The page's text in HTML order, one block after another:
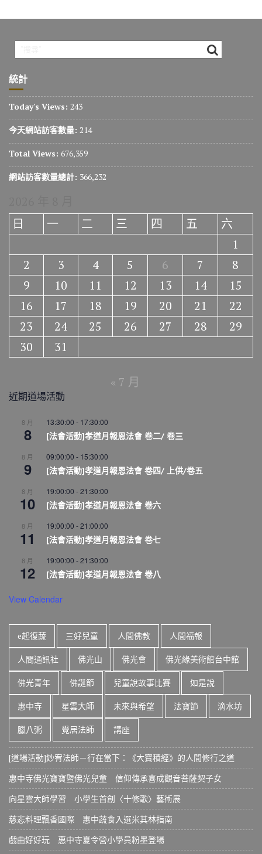
統計
Today's Views: 243
今天網站訪客數量: 214
Total Views: 676,359
網站訪客數量總計: 366,232
日
一 二 三 四 五
六
1
2
3 4 5 6 7
8
9
10 11 12 13 14
15
16
17 18 19 20 21
22
23
24 25 26 27 28
29
30
31
« 7 月
近期道場活動
8 月
8
13:30:00 - 17:30:00
[法會活動]孝道月報恩法會 卷二/ 卷三
8 月
9
09:00:00 - 15:30:00
[法會活動]孝道月報恩法會 卷四/ 上供/卷五
8 月
10
19:00:00 -21:30:00
[法會活動]孝道月報恩法會 卷六
8 月
11
19:00:00 -21:00:00
[法會活動]孝道月報恩法會 卷七
8 月
12
19:00:00 -21:30:00
[法會活動]孝道月報恩法會 卷八
View Calendar
e起復蔬 三好兒童 人間佛教 人間福報
人間通訊社 佛光山 佛光會 佛光緣美術館台中館
佛光青年 佛誕節 兒童說故事比賽 如是說
惠中寺 星雲大師 未來與希望 法寶節 滴水坊
臘八粥 覺居法師 講座
[道場活動]妙宥法師－行在當下：《大寶積經》的人間修行之道
惠中寺佛光寶寶暨佛光兒童 信仰傳承喜成觀音菩薩契子女
向星雲大師學習 小學生首創〈十修歌〉藝術展
慈悲料理飄香國際 惠中蔬食入選米其林指南
戲曲好好玩 惠中寺夏令營小學員粉墨登場